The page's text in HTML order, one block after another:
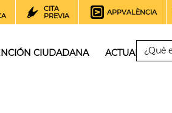
CITA
PREVIA
APPVALÈNCIA
CIUDADANA ACTUALIDAD